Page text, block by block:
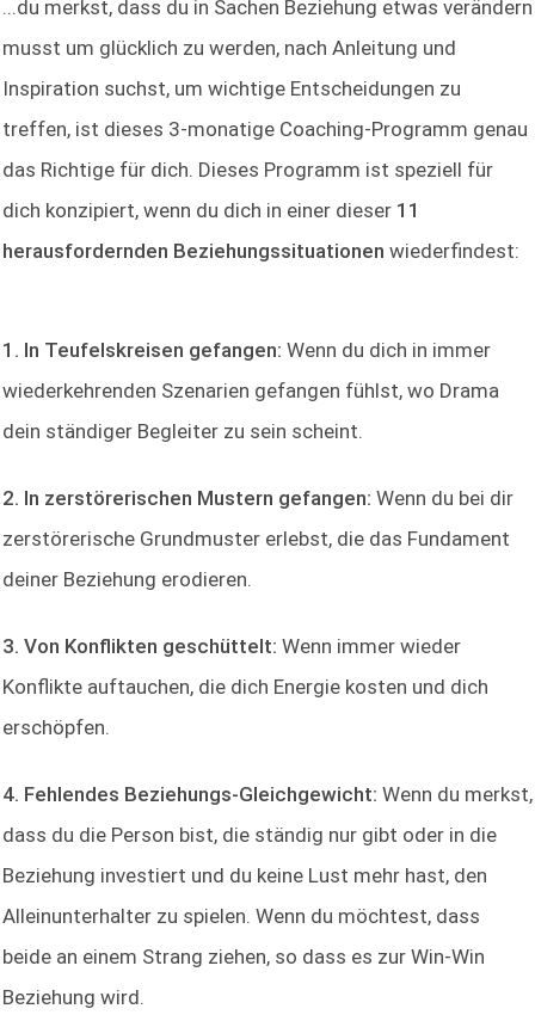
...du merkst, dass du in Sachen Beziehung etwas verändern
musst um glücklich zu werden, nach Anleitung und
Inspiration suchst, um wichtige Entscheidungen zu
treffen, ist dieses 3-monatige Coaching-Programm genau
das Richtige für dich. Dieses Programm ist speziell für
dich konzipiert, wenn du dich in einer dieser 11
herausfordernden Beziehungssituationen wiederfindest:
1. In Teufelskreisen gefangen: Wenn du dich in immer
wiederkehrenden Szenarien gefangen fühlst, wo Drama
dein ständiger Begleiter zu sein scheint.
2. In zerstörerischen Mustern gefangen: Wenn du bei dir
zerstörerische Grundmuster erlebst, die das Fundament
deiner Beziehung erodieren.
3. Von Konflikten geschüttelt: Wenn immer wieder
Konflikte auftauchen, die dich Energie kosten und dich
erschöpfen.
4. Fehlendes Beziehungs-Gleichgewicht: Wenn du merkst,
dass du die Person bist, die ständig nur gibt oder in die
Beziehung investiert und du keine Lust mehr hast, den
Alleinunterhalter zu spielen. Wenn du möchtest, dass
beide an einem Strang ziehen, so dass es zur Win-Win
Beziehung wird.